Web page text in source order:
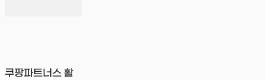
쿠팡파트너스 활